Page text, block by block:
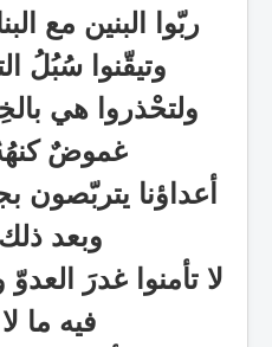
ربّوا البنين مع
وتيقّنوا سُبُلُ
ولتحْذروا هي
غموضٌ
أعداؤنا يتربّصون
وبعد
لا تأمنوا غدرَ
فيه ما